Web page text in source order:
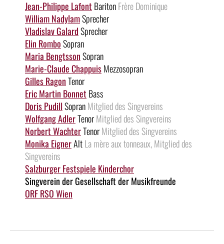
Jean-Philippe Lafont BaritonFrère Dominique
William NadylamSprecher
Vladislav GalardSprecher
Elin RomboSopran
Maria BengtssonSopran
Marie-Claude ChappuisMezzosopran
Gilles RagonTenor
Eric Martin Bonnet Bass
Doris PudillSopranMitglied des Singvereins
Wolfgang AdlerTenorMitglied des Singvereins
Norbert WachterTenorMitglied des Singvereins
Monika EignerAltLa mère aux tonneaux, Mitglied des
Singvereins
Salzburger Festspiele Kinderchor
Singverein der Gesellschaft der Musikfreunde
ORF RSO Wien